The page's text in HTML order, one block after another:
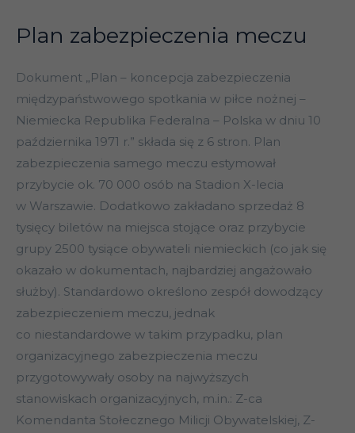
Plan zabezpieczenia meczu
Dokument „Plan – koncepcja zabezpieczenia
międzypaństwowego spotkania w piłce nożnej –
Niemiecka Republika Federalna – Polska w dniu 10
października 1971 r.” składa się z 6 stron. Plan
zabezpieczenia samego meczu estymował
przybycie ok. 70 000 osób na Stadion X-lecia
w Warszawie. Dodatkowo zakładano sprzedaż 8
tysięcy biletów na miejsca stojące oraz przybycie
grupy 2500 tysiące obywateli niemieckich (co jak się
okazało w dokumentach, najbardziej angażowało
służby). Standardowo określono zespół dowodzący
zabezpieczeniem meczu, jednak
co niestandardowe w takim przypadku, plan
organizacyjnego zabezpieczenia meczu
przygotowywały osoby na najwyższych
stanowiskach organizacyjnych, m.in.: Z-ca
Komendanta Stołecznego Milicji Obywatelskiej, Z-